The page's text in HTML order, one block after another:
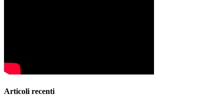
Articoli recenti